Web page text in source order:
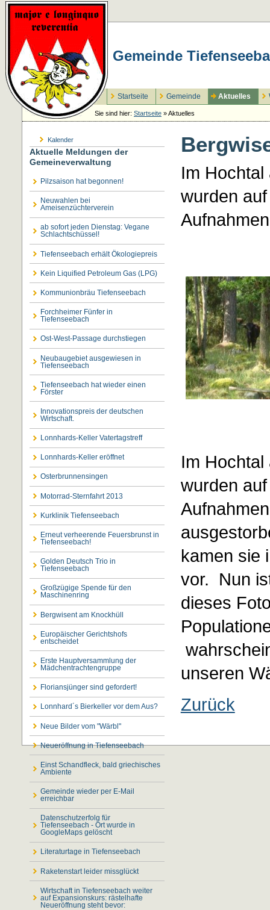
Gemeinde
Startseite Gemeinde Aktuelles
Sie sind hier: Startseite »Aktuelles
Kalender
Aktuelle Meldungen der
Gemeineverwaltung
Pilzsaison hat begonnen!
Neuwahlen bei
Ameisenzüchterverein
ab sofort jeden Dienstag: Vegane
Schlachtschüssel!
Tiefenseebach erhält Ökologiepreis
Kein Liquified Petroleum Gas (LPG)
Kommunionbräu Tiefenseebach
Forchheimer Fünfer in
Tiefenseebach
Ost-West-Passage durchstiegen
Neubaugebiet ausgewiesen in
Tiefenseebach
Tiefenseebach hat wieder einen
Förster
Innovationspreis der deutschen
Wirtschaft.
Lonnhards-Keller Vatertagstreff
Lonnhards-Keller eröffnet
Osterbrunnensingen
Motorrad-Sternfahrt 2013
Kurklinik Tiefenseebach
Erneut verheerende Feuersbrunst in
Tiefenseebach!
Golden Deutsch Trio in
Tiefenseebach
Großzügige Spende für den
Maschinenring
Bergwisent am Knockhüll
Europäischer Gerichtshofs
entscheidet
Erste Hauptversammlung der
Mädchentrachtengruppe
Floriansjünger sind gefordert!
Lonnhard´s Bierkeller vor dem Aus?
Neue Bilder vom "Wärbl"
Neueröffnung in Tiefenseebach
Einst Schandfleck, bald griechisches
Ambiente
Gemeinde wieder per E-Mail
erreichbar
Datenschutzerfolg für
Tiefenseebach - Ort wurde in
GoogleMaps gelöscht
Literaturtage in Tiefenseebach
Raketenstart leider missglückt
Wirtschaft in Tiefenseebach weiter
auf Expansionskurs: rästelhafte
Neueröffnung steht bevor:
Im Hochtal
wurden
Im Hochtal
wurden
kamen sie
vor. Nun
dieses
unseren
Zurück